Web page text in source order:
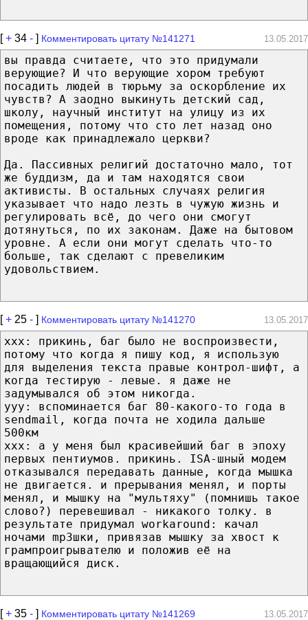
[+ 34 - ] Комментировать цитату №141271 13.05.2017
вы правда считаете, что это придумали
верующие? И что верующие хором требуют
посадить людей в тюрьму за оскорбление их
чувств? А заодно выкинуть детский сад,
школу, научный институт на улицу из их
помещения, потому что сто лет назад оно
вроде как принадлежало церкви?
Да. Пассивных религий достаточно мало, тот
же буддизм, да и там находятся свои
активисты. В остальных случаях религия
указывает что надо лезть в чужую жизнь и
регулировать всё, до чего они смогут
дотянуться, по их законам. Даже на бытовом
уровне. А если они могут сделать что-то
больше, так сделают с превеликим
удовольствием.
[+ 25 - ] Комментировать цитату №141270 13.05.2017
xxx: прикинь, баг было не воспроизвести,
потому что когда я пишу код, я использую
для выделения текста правые контрол-шифт, а
когда тестирую - левые. я даже не
задумывался об этом никогда.
yyy: вспоминается баг 80-какого-то года в
sendmail, когда почта не ходила дальше
500км
xxx: а у меня был красивейший баг в эпоху
первых пентиумов. прикинь. ISA-шный модем
отказывался передавать данные, когда мышка
не двигается. и прерывания менял, и порты
менял, и мышку на "мультяху" (помнишь такое
слово?) перевешивал - никакого толку. в
результате придумал workaround: качал
ночами mp3шки, привязав мышку за хвост к
грампроигрывателю и положив её на
вращающийся диск.
[+ 35 - ] Комментировать цитату №141269 13.05.2017